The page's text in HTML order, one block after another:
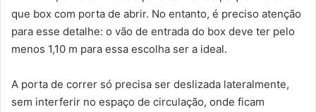
que box com porta de abrir. No entanto, é preciso atenção
para esse detalhe: o vão de entrada do box deve ter pelo
menos 1,10 m para essa escolha ser a ideal.
A porta de correr só precisa ser deslizada lateralmente,
sem interferir no espaço de circulação, onde ficam